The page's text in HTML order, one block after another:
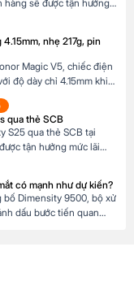
hàng sẽ được tận hưởng
từ 3 đến 12 tháng, phù
mình. […]nhẹ 217g, pin
Magic V5, chiếc điện
độ dày chỉ 4.15mm khi
và công nghệ
nghĩa lại chuẩn mực
qua thẻ SCB
S25 qua thẻ SCB tại
tận hưởng mức lãi
hàng có thể linh hoạt
12 tháng, phù hợp với
[…]
có mạnh như dự kiến?
bố Dimensity 9500, bộ xử
dấu bước tiến quan